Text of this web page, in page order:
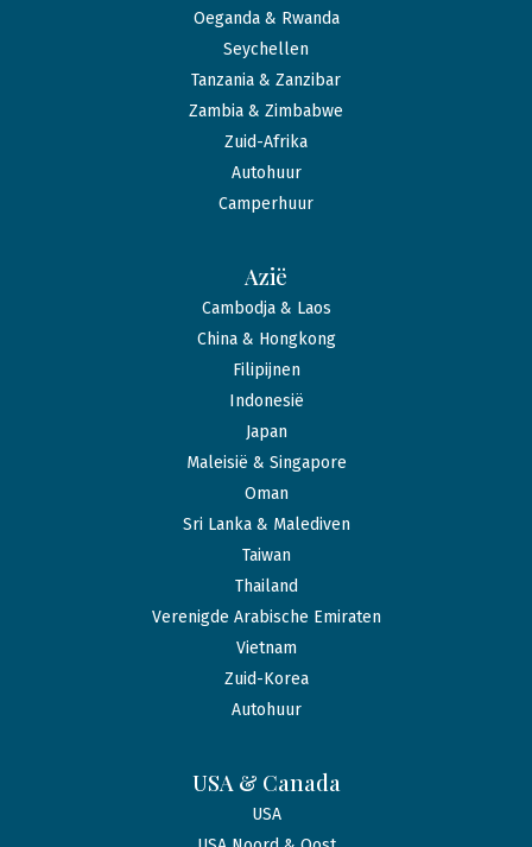
Oeganda & Rwanda
Seychellen
Tanzania & Zanzibar
Zambia & Zimbabwe
Zuid-Afrika
Autohuur
Camperhuur
Azië
Cambodja & Laos
China & Hongkong
Filipijnen
Indonesië
Japan
Maleisië & Singapore
Oman
Sri Lanka & Malediven
Taiwan
Thailand
Verenigde Arabische Emiraten
Vietnam
Zuid-Korea
Autohuur
USA & Canada
USA